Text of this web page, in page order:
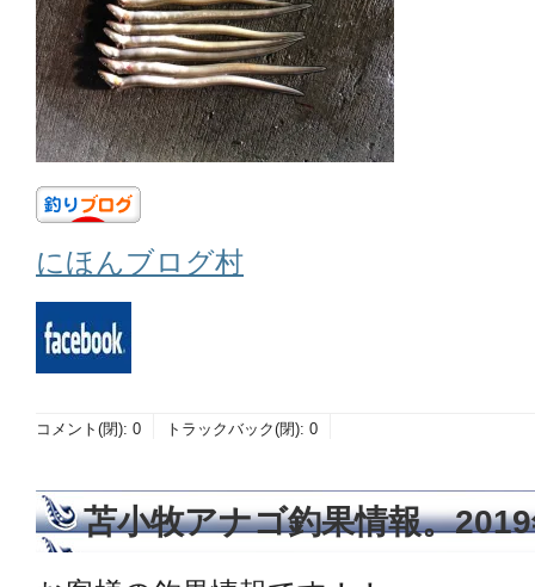
にほんブログ村
コメント(閉): 0 トラックバック(閉): 0
苫小牧アナゴ釣果情報。